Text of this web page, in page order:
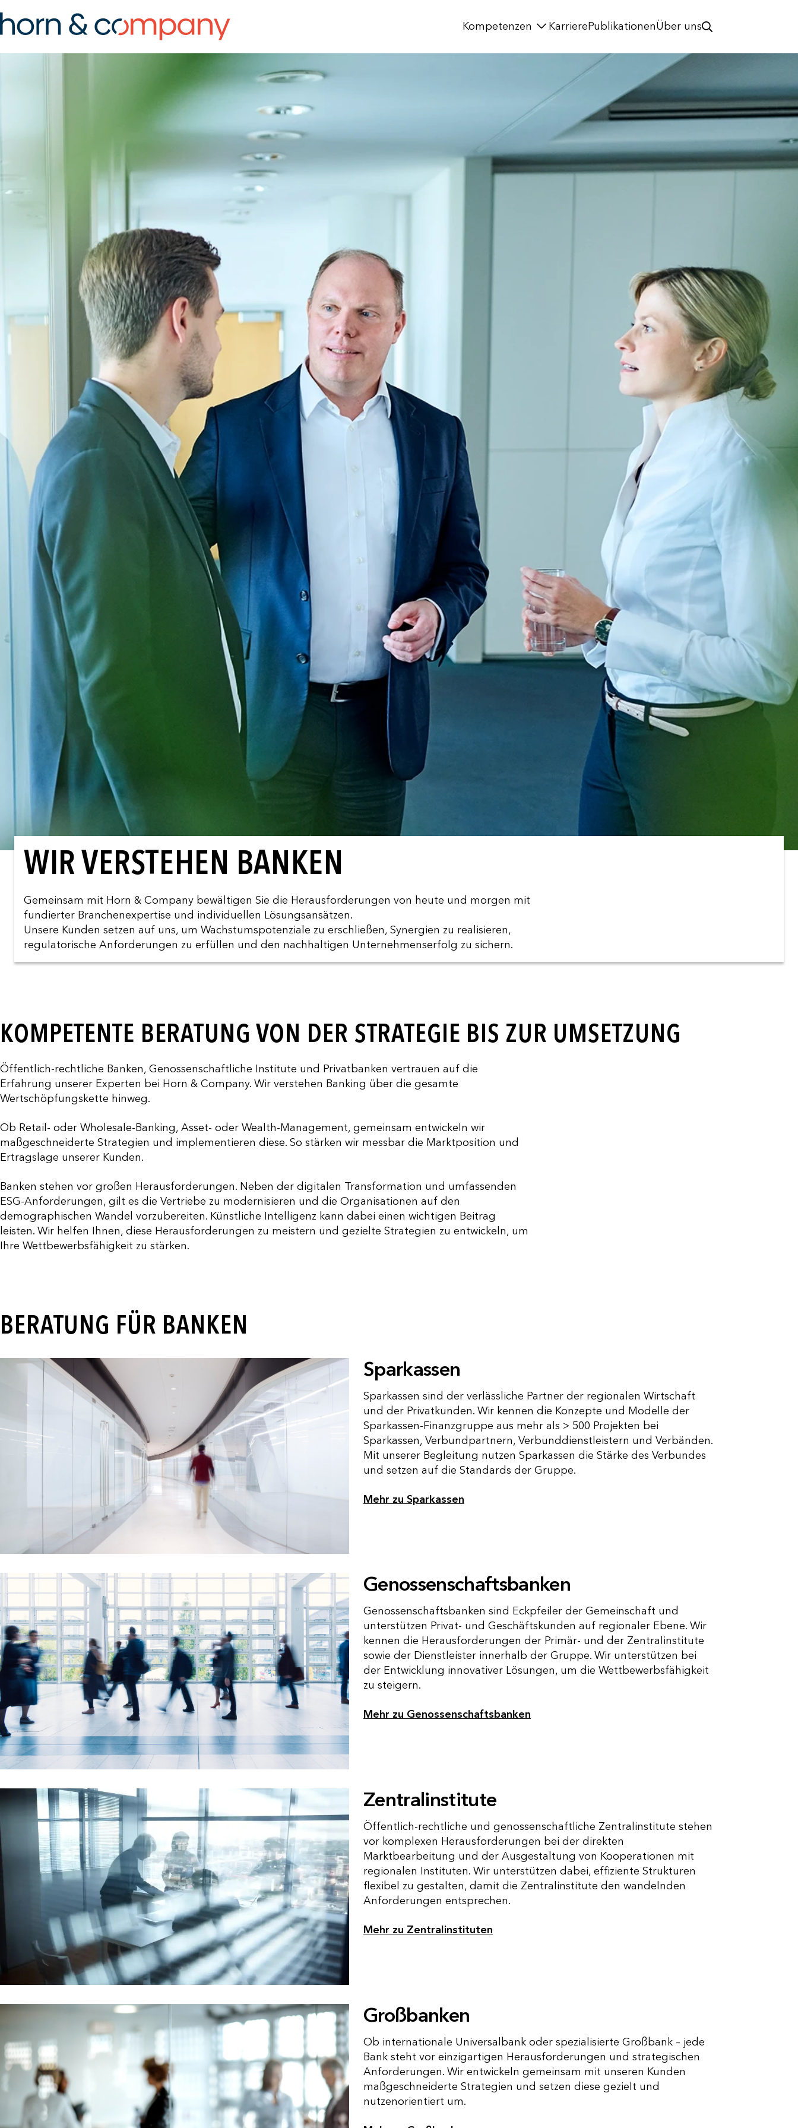
Kompetenzen KarrierePublikationenÜber uns
WIR VERSTEHEN BANKEN
Gemeinsam mit Horn & Company bewältigen Sie die Herausforderungen von heute und morgen mit
fundierter Branchenexpertise und individuellen Lösungsansätzen.
Unsere Kunden setzen auf uns, um Wachstumspotenziale zu erschließen, Synergien zu realisieren,
regulatorische Anforderungen zu erfüllen und den nachhaltigen Unternehmenserfolg zu sichern.
KOMPETENTE BERATUNG VON DER STRATEGIE BIS ZUR UMSETZUNG
Öffentlich-rechtliche Banken, Genossenschaftliche Institute und Privatbanken vertrauen auf die
Erfahrung unserer Experten bei Horn & Company. Wir verstehen Banking über die gesamte
Wertschöpfungskette hinweg.
Ob Retail- oder Wholesale-Banking, Asset- oder Wealth-Management, gemeinsam entwickeln wir
maßgeschneiderte Strategien und implementieren diese. So stärken wir messbar die Marktposition und
Ertragslage unserer Kunden.
Banken stehen vor großen Herausforderungen. Neben der digitalen Transformation und umfassenden
ESG-Anforderungen, gilt es die Vertriebe zu modernisieren und die Organisationen auf den
demographischen Wandel vorzubereiten. Künstliche Intelligenz kann dabei einen wichtigen Beitrag
leisten. Wir helfen Ihnen, diese Herausforderungen zu meistern und gezielte Strategien zu entwickeln, um
Ihre Wettbewerbsfähigkeit zu stärken.
BERATUNG FÜR BANKEN
Sparkassen
Sparkassen sind der verlässliche Partner der regionalen Wirtschaft
und der Privatkunden. Wir kennen die Konzepte und Modelle der
Sparkassen-Finanzgruppe aus mehr als > 500 Projekten bei
Sparkassen, Verbundpartnern, Verbunddienstleistern und Verbänden.
Mit unserer Begleitung nutzen Sparkassen die Stärke des Verbundes
und setzen auf die Standards der Gruppe.
Mehr zu Sparkassen
Genossenschaftsbanken
Genossenschaftsbanken sind Eckpfeiler der Gemeinschaft und
unterstützen Privat- und Geschäftskunden auf regionaler Ebene. Wir
kennen die Herausforderungen der Primär- und der Zentralinstitute
sowie der Dienstleister innerhalb der Gruppe. Wir unterstützen bei
der Entwicklung innovativer Lösungen, um die Wettbewerbsfähigkeit
zu steigern.
Mehr zu Genossenschaftsbanken
Zentralinstitute
Öffentlich-rechtliche und genossenschaftliche Zentralinstitute stehen
vor komplexen Herausforderungen bei der direkten
Marktbearbeitung und der Ausgestaltung von Kooperationen mit
regionalen Instituten. Wir unterstützen dabei, effiziente Strukturen
flexibel zu gestalten, damit die Zentralinstitute den wandelnden
Anforderungen entsprechen.
Mehr zu Zentralinstituten
Großbanken
Ob internationale Universalbank oder spezialisierte Großbank – jede
Bank steht vor einzigartigen Herausforderungen und strategischen
Anforderungen. Wir entwickeln gemeinsam mit unseren Kunden
maßgeschneiderte Strategien und setzen diese gezielt und
nutzenorientiert um.